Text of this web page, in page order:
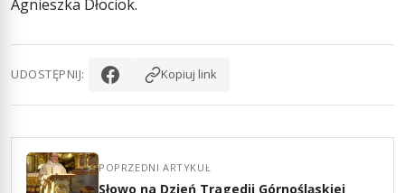
Agnieszka Dłociok.
UDOSTĘPNIJ: Kopiuj link
POPRZEDNI ARTYKUŁ
Słowo na Dzień Tragedii Górnośląskiej